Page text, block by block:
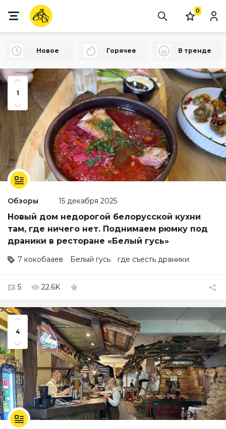
0
Новое Горячее В тренде
1
Обзоры 15 декабря 2025
Новый дом недорогой белорусской кухни
там, где ничего нет. Поднимаем рюмку под
драники в ресторане «Белый гусь»
7 кокобааев Белый гусь где съесть драники
5 22.6K
4